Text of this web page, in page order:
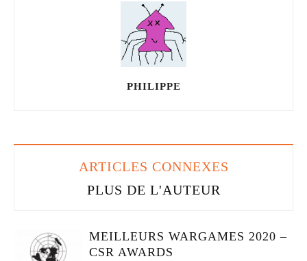
PHILIPPE
ARTICLES CONNEXES
PLUS DE L'AUTEUR
MEILLEURS WARGAMES 2020 –
CSR AWARDS